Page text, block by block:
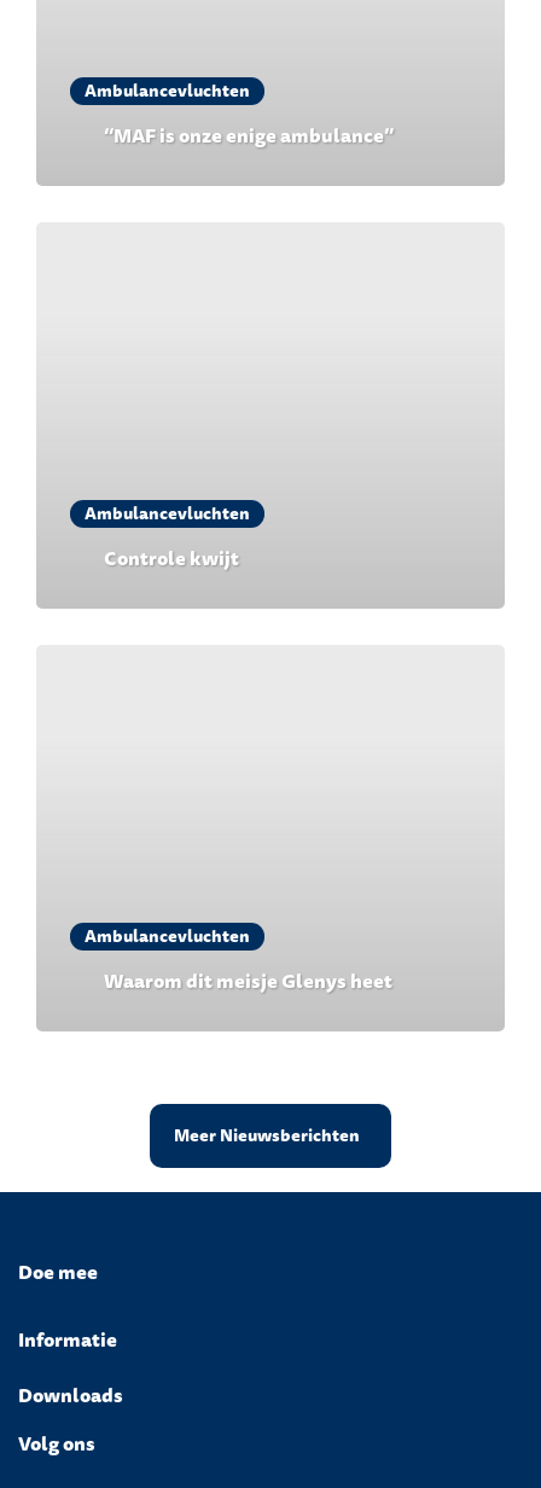
Ambulancevluchten
“MAF is onze enige ambulance”
Ambulancevluchten
Controle kwijt
Ambulancevluchten
Waarom dit meisje Glenys heet
Meer Nieuwsberichten
Doe mee
Informatie
Downloads
Volg ons